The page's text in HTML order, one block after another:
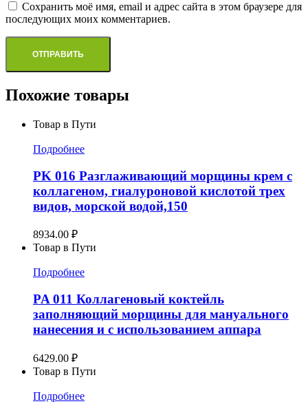
Сохранить моё имя, email и адрес сайта в этом браузере для
последующих моих комментариев.
Похожие товары
Товар в Пути
Подробнее
PK 016 Разглаживающий морщины крем с
коллагеном, гиалуроновой кислотой трех
видов, морской водой,150
8934.00 ₽
Товар в Пути
Подробнее
PA 011 Коллагеновый коктейль
заполняющий морщины для мануального
нанесения и с использованием аппара
6429.00 ₽
Товар в Пути
Подробнее